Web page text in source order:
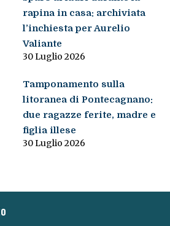
rapina in casa: archiviata
l’inchiesta per Aurelio
Valiante
30 Luglio 2026
Tamponamento sulla
litoranea di Pontecagnano:
due ragazze ferite, madre e
figlia illese
30 Luglio 2026